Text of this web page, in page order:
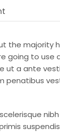
the
going to
ut a ante
penatibus